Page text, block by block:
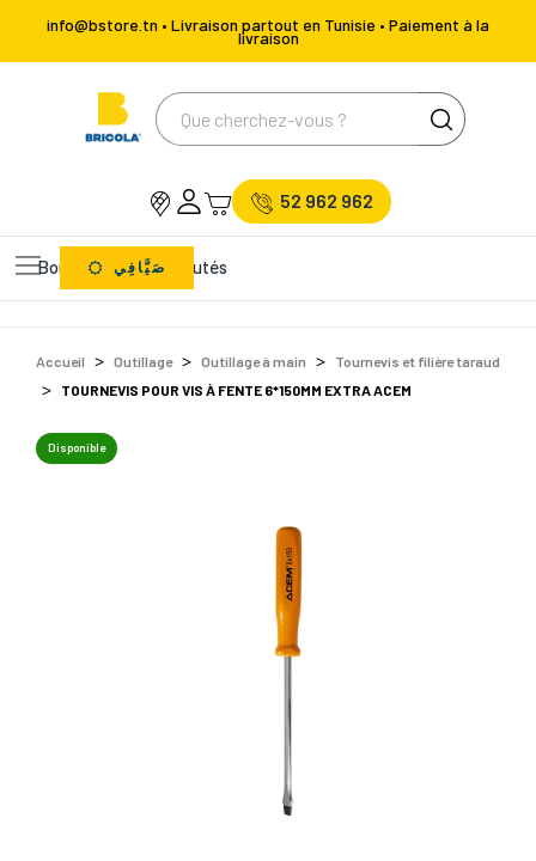
info@bstore.tn • Livraison partout en Tunisie • Paiement à la
livraison
52 962 962
Bons Plans Nouveautés
صَيَّافِي
Accueil Outillage Outillage à main
Tournevis et filière taraud
TOURNEVIS POUR VIS À FENTE 6*150MM EXTRA ACEM
Disponible